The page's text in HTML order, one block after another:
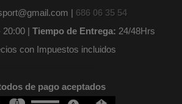
| 686 06 35 54
20:00 | Tiempo de Entrega: 24/48Hrs
con Impuestos incluidos
de pago aceptados